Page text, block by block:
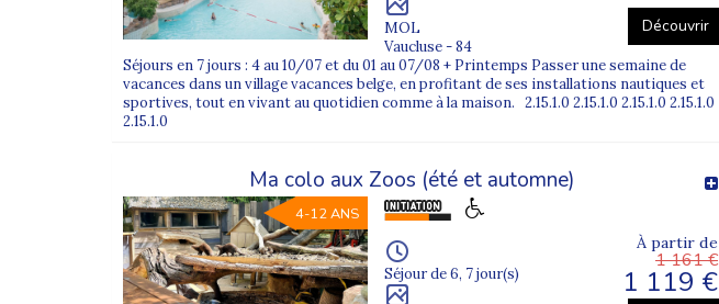
MOL
Vaucluse - 84
Découvrir
Séjours en 7 jours : 4 au 10/07 et du 01 au 07/08 + Printemps Passer une semaine de
vacances dans un village vacances belge, en profitant de ses installations nautiques et
sportives, tout en vivant au quotidien comme à la maison. 2.15.1.0 2.15.1.0 2.15.1.0 2.15.1.0
2.15.1.0
Ma colo aux Zoos (été et automne)
4-12 ANS
Séjour de 6, 7 jour(s)
À partir de
1 161 €
1 119 €